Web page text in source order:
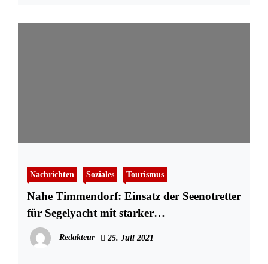
Nachrichten Soziales Tourismus
Nahe Timmendorf: Einsatz der Seenotretter
für Segelyacht mit starker
Rauchentwicklung
Redakteur 25. Juli 2021